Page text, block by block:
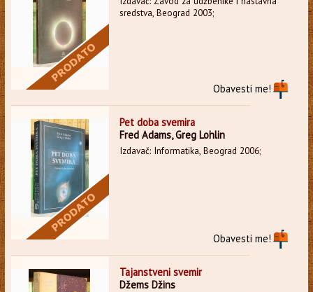
sredstva, Beograd 2003;
Obavesti me!
Pet doba svemira
Fred Adams, Greg Lohlin
Izdavač: Informatika, Beograd 2006;
Obavesti me!
Tajanstveni svemir
Džems Džins